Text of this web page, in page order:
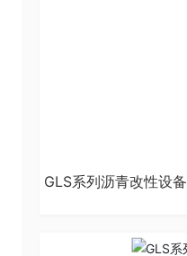
GLS系列沥青改性设备